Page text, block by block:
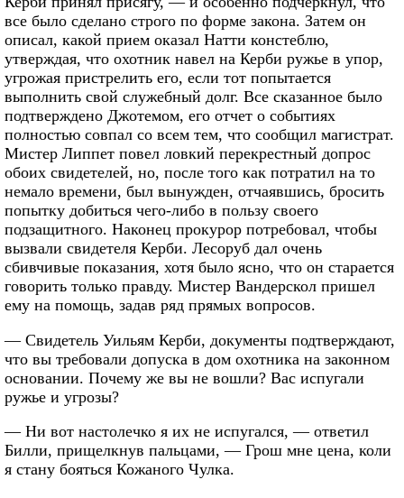
все было сделано строго по форме закона. Затем он
описал, какой прием оказал Натти констеблю,
утверждая, что охотник навел на Керби ружье в упор,
угрожая пристрелить его, если тот попытается
выполнить свой служебный долг. Все сказанное было
подтверждено Джотемом, его отчет о событиях
полностью совпал со всем тем, что сообщил магистрат.
Мистер Липпет повел ловкий перекрестный допрос
обоих свидетелей, но, после того как потратил на то
немало времени, был вынужден, отчаявшись, бросить
попытку добиться чего-либо в пользу своего
подзащитного. Наконец прокурор потребовал, чтобы
вызвали свидетеля Керби. Лесоруб дал очень
сбивчивые показания, хотя было ясно, что он старается
говорить только правду. Мистер Вандерскол пришел
ему на помощь, задав ряд прямых вопросов.
— Свидетель Уильям Керби, документы подтверждают,
что вы требовали допуска в дом охотника на законном
основании. Почему же вы не вошли? Вас испугали
ружье и угрозы?
— Ни вот настолечко я их не испугался, — ответил
Билли, прищелкнув пальцами, — Грош мне цена, коли
я стану бояться Кожаного Чулка.